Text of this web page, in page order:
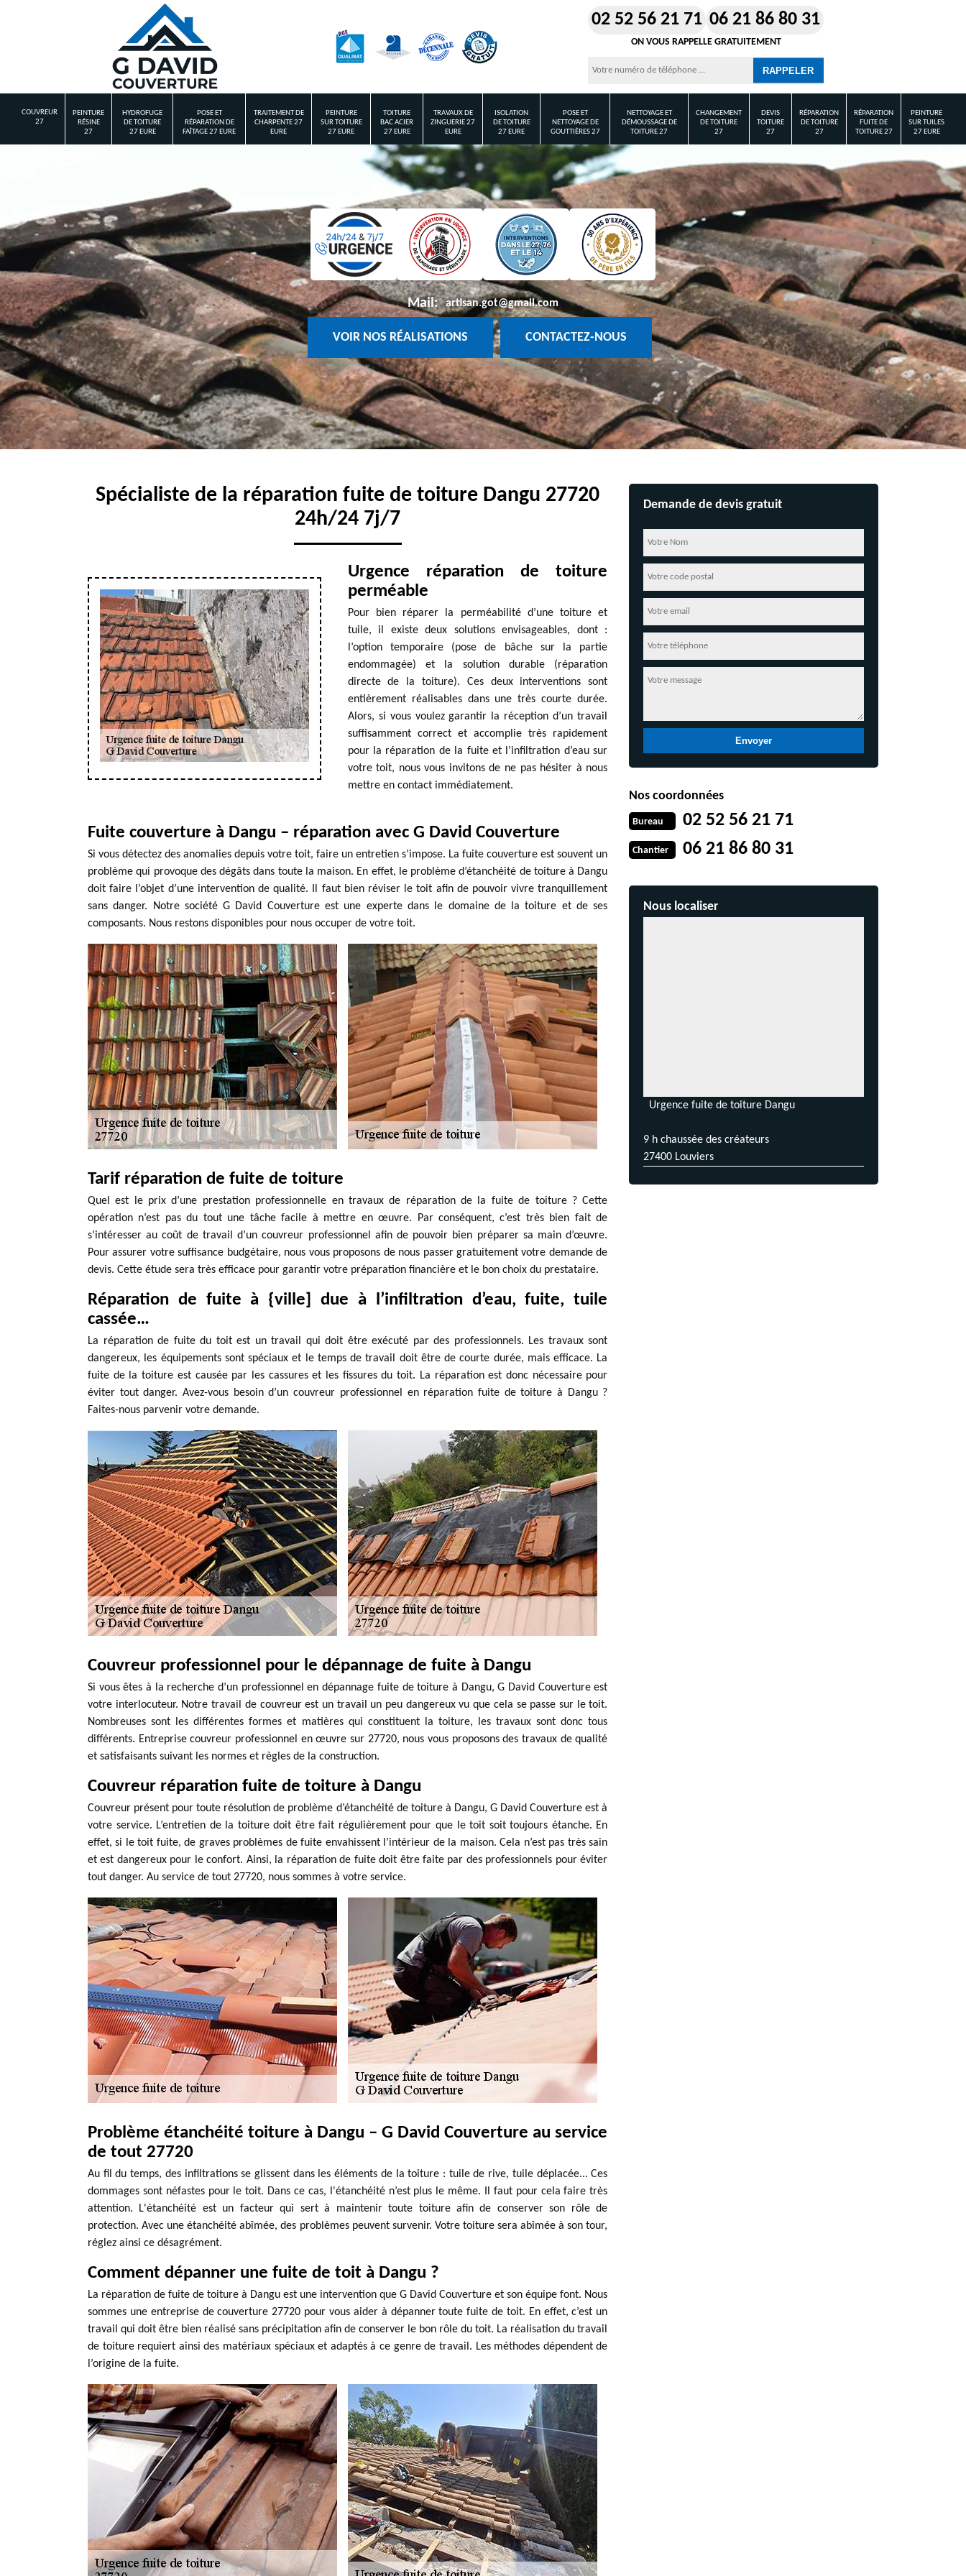
02 52 56 21 71 06 21 86 80 31
ON VOUS RAPPELLE GRATUITEMENT
COUVREUR
27
PEINTURE
RÉSINE
27
HYDROFUGE
DE TOITURE
27 EURE
POSE ET
RÉPARATION DE
FAÎTAGE 27 EURE
TRAITEMENT DE
CHARPENTE 27
EURE
PEINTURE
SUR TOITURE
27 EURE
TOITURE
BAC ACIER
27 EURE
TRAVAUX DE
ZINGUERIE 27
EURE
ISOLATION
DE TOITURE
27 EURE
POSE ET
NETTOYAGE DE
GOUTTIÈRES 27
NETTOYAGE ET
DÉMOUSSAGE DE
TOITURE 27
CHANGEMENT
DE TOITURE
27
DEVIS
TOITURE
27
RÉPARATION
DE TOITURE
27
RÉPARATION
FUITE DE
TOITURE 27
PEINTURE
SUR TUILES
27 EURE
Mail: artisan.got@gmail.com
VOIR NOS RÉALISATIONS CONTACTEZ-NOUS
Spécialiste de la réparation fuite de toiture Dangu 27720
24h/24 7j/7
Urgence réparation de toiture
perméable
Pour bien réparer la perméabilité d’une toiture et
tuile, il existe deux solutions envisageables, dont :
l’option temporaire (pose de bâche sur la partie
endommagée) et la solution durable (réparation
directe de la toiture). Ces deux interventions sont
entièrement réalisables dans une très courte durée.
Alors, si vous voulez garantir la réception d’un travail
suffisamment correct et accomplie très rapidement
pour la réparation de la fuite et l’infiltration d’eau sur
votre toit, nous vous invitons de ne pas hésiter à nous
mettre en contact immédiatement.
Fuite couverture à Dangu – réparation avec G David Couverture
Si vous détectez des anomalies depuis votre toit, faire un entretien s’impose. La fuite couverture est souvent un
problème qui provoque des dégâts dans toute la maison. En effet, le problème d’étanchéité de toiture à Dangu
doit faire l’objet d’une intervention de qualité. Il faut bien réviser le toit afin de pouvoir vivre tranquillement
sans danger. Notre société G David Couverture est une experte dans le domaine de la toiture et de ses
composants. Nous restons disponibles pour nous occuper de votre toit.
Tarif réparation de fuite de toiture
Quel est le prix d’une prestation professionnelle en travaux de réparation de la fuite de toiture ? Cette
opération n’est pas du tout une tâche facile à mettre en œuvre. Par conséquent, c’est très bien fait de
s’intéresser au coût de travail d’un couvreur professionnel afin de pouvoir bien préparer sa main d’œuvre.
Pour assurer votre suffisance budgétaire, nous vous proposons de nous passer gratuitement votre demande de
devis. Cette étude sera très efficace pour garantir votre préparation financière et le bon choix du prestataire.
Réparation de fuite à {ville] due à l’infiltration d’eau, fuite, tuile
cassée…
La réparation de fuite du toit est un travail qui doit être exécuté par des professionnels. Les travaux sont
dangereux, les équipements sont spéciaux et le temps de travail doit être de courte durée, mais efficace. La
fuite de la toiture est causée par les cassures et les fissures du toit. La réparation est donc nécessaire pour
éviter tout danger. Avez-vous besoin d’un couvreur professionnel en réparation fuite de toiture à Dangu ?
Faites-nous parvenir votre demande.
Couvreur professionnel pour le dépannage de fuite à Dangu
Si vous êtes à la recherche d’un professionnel en dépannage fuite de toiture à Dangu, G David Couverture est
votre interlocuteur. Notre travail de couvreur est un travail un peu dangereux vu que cela se passe sur le toit.
Nombreuses sont les différentes formes et matières qui constituent la toiture, les travaux sont donc tous
différents. Entreprise couvreur professionnel en œuvre sur 27720, nous vous proposons des travaux de qualité
et satisfaisants suivant les normes et règles de la construction.
Couvreur réparation fuite de toiture à Dangu
Couvreur présent pour toute résolution de problème d’étanchéité de toiture à Dangu, G David Couverture est à
votre service. L’entretien de la toiture doit être fait régulièrement pour que le toit soit toujours étanche. En
effet, si le toit fuite, de graves problèmes de fuite envahissent l’intérieur de la maison. Cela n’est pas très sain
et est dangereux pour le confort. Ainsi, la réparation de fuite doit être faite par des professionnels pour éviter
tout danger. Au service de tout 27720, nous sommes à votre service.
Problème étanchéité toiture à Dangu – G David Couverture au service
de tout 27720
Au fil du temps, des infiltrations se glissent dans les éléments de la toiture : tuile de rive, tuile déplacée... Ces
dommages sont néfastes pour le toit. Dans ce cas, l'étanchéité n’est plus le même. Il faut pour cela faire très
attention. L'étanchéité est un facteur qui sert à maintenir toute toiture afin de conserver son rôle de
protection. Avec une étanchéité abîmée, des problèmes peuvent survenir. Votre toiture sera abîmée à son tour,
réglez ainsi ce désagrément.
Comment dépanner une fuite de toit à Dangu ?
La réparation de fuite de toiture à Dangu est une intervention que G David Couverture et son équipe font. Nous
sommes une entreprise de couverture 27720 pour vous aider à dépanner toute fuite de toit. En effet, c’est un
travail qui doit être bien réalisé sans précipitation afin de conserver le bon rôle du toit. La réalisation du travail
de toiture requiert ainsi des matériaux spéciaux et adaptés à ce genre de travail. Les méthodes dépendent de
l’origine de la fuite.
Demande de devis gratuit
Nos coordonnées
Bureau 02 52 56 21 71
Chantier 06 21 86 80 31
Nous localiser
Urgence fuite de toiture Dangu
9 h chaussée des créateurs
27400 Louviers